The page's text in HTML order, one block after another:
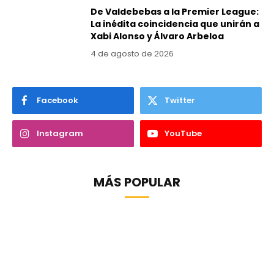
De Valdebebas a la Premier League:
La inédita coincidencia que unirán a
Xabi Alonso y Álvaro Arbeloa
4 de agosto de 2026
Facebook Twitter
Instagram YouTube
MÁS POPULAR